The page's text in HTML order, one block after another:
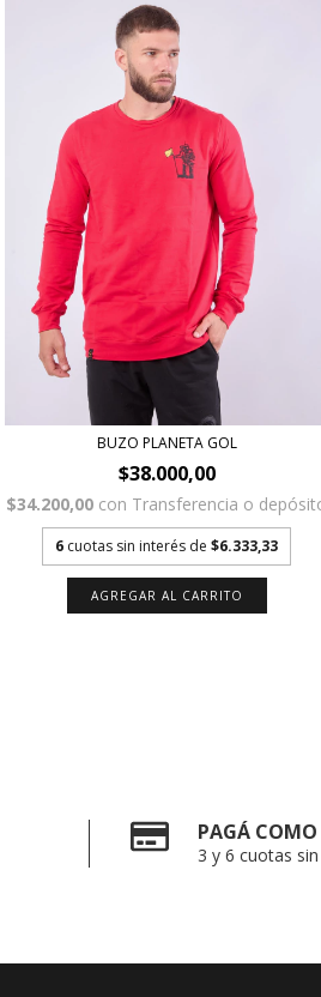
BUZO PLANETA GOL
$38.000,00
$34.200,00 con Transferencia o
6 cuotas sin interés de $6.333,33
AGREGAR AL CARRITO
PAGÁ COMO
3 y 6 cuotas